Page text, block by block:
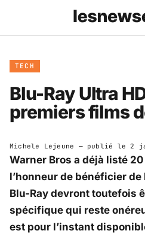
TECH
Blu-Ray Ultra
premiers films
Michele Lejeune — publié le 2
Warner Bros a déjà listé
l’honneur de bénéficier de
Blu-Ray devront toutefois
spécifique qui reste
est pour l’instant